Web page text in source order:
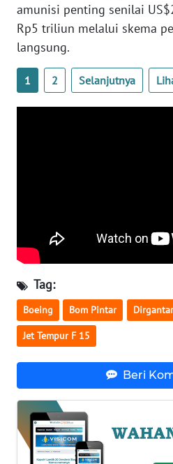
amunisi penting senilai
Rp5 triliun melalui skema
langsung.
1 2 Selanjutnya
Tag:
Boeing Bom Pintar
Jet Tempur F 15
Beri
WN
NTB
WN
SULTENG
SUMBAR
SUMSEL
WN
BENGKULU
LAMPUNG
WN
JATENG